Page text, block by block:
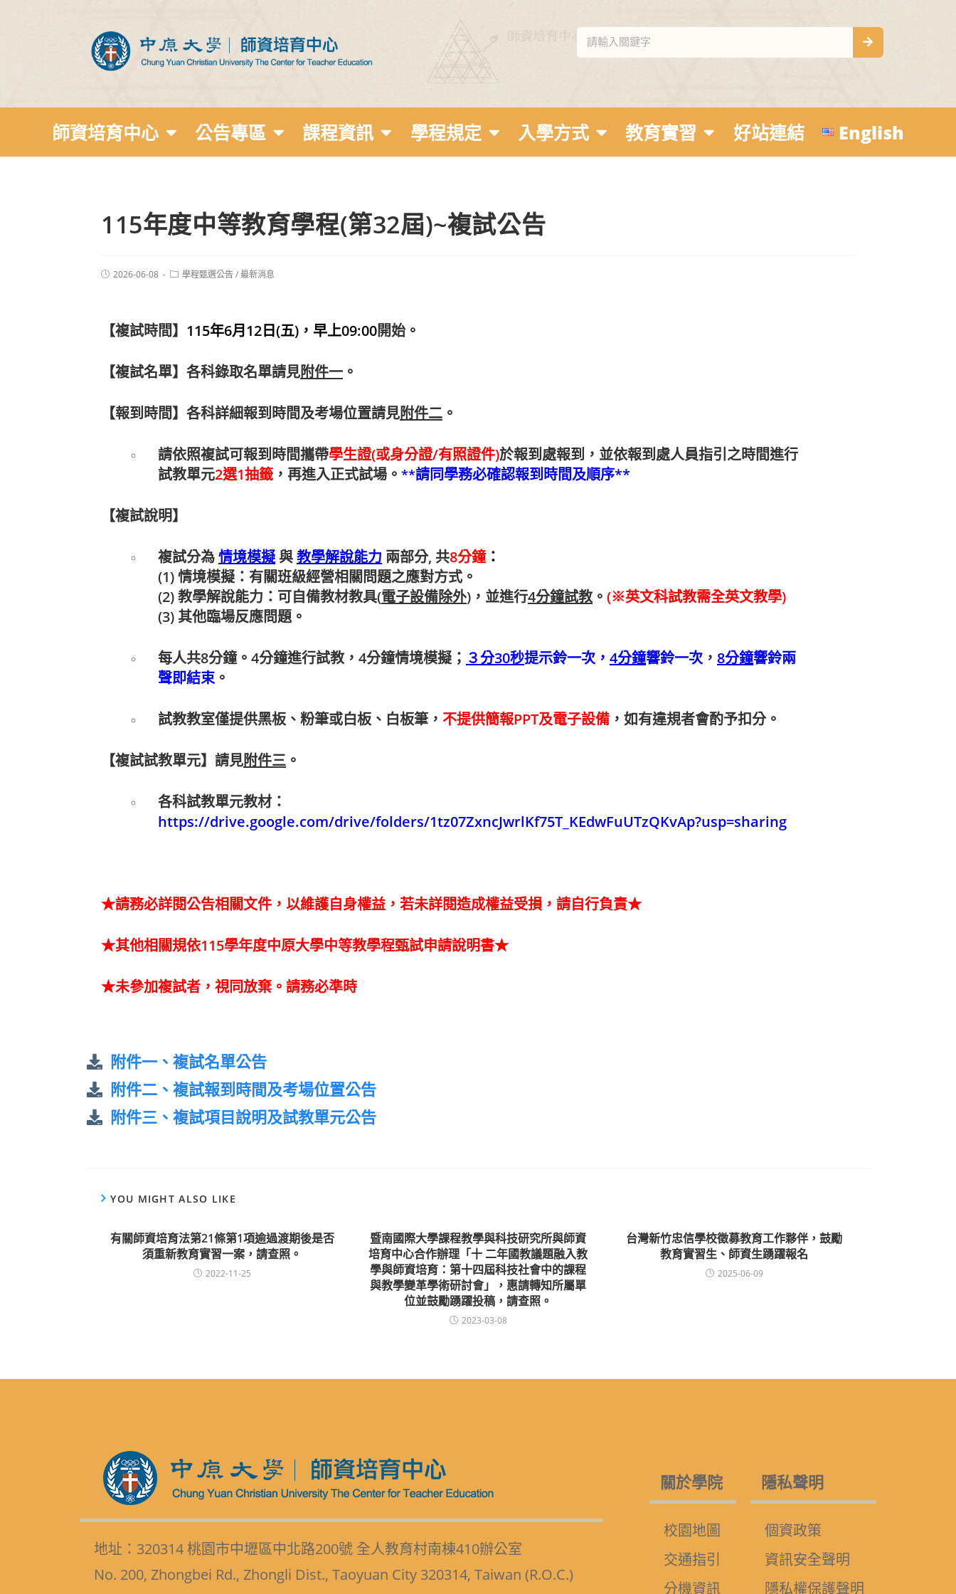
師資培育中心 公告專區 課程資訊 學程規定 入學方式 教育實習 好站連結 English
115年度中等教育學程(第32屆)~複試公告
2026-06-08 學程甄選公告/最新消息
【複試時間】 115年6月12日(五)， 早上09:00開始。
【複試名單】各科錄取名單請見附件一 。
【報到時間】各科詳細報到時間及考場位置請見附件二 。
請依照複試可報到時間攜帶學生證(或身分證/有照證件)於報到處報到，並依報到處人員指引之時間進行
試教單元2選1抽籤 ，再進入正式試場。 **請同學務必確認報到時間及順序**
【複試說明】
複試分為情境模擬 與教學解說能力 兩部分, 共8分鐘：
(1) 情境模擬：有關班級經營相關問題之應對方式。
(2) 教學解說能力：可自備教材教具(電子設備除外)，並進行4分鐘試教。 (※英文科試教需全英文教學)
(3) 其他臨場反應問題。
每人共8分鐘。4分鐘進行試教，4分鐘情境模擬； ３分30秒提示鈴一次， 4分鐘響鈴一次， 8分鐘響鈴兩
聲即結束。
試教教室僅提供黑板、粉筆或白板、白板筆， 不提供簡報PPT及電子設備 ，如有違規者會酌予扣分。
【複試試教單元】 請見附件三 。
各科試教單元教材：
https://drive.google.com/drive/folders/1tz07ZxncJwrlKf75T_KEdwFuUTzQKvAp?usp=sharing
★請務必詳閱公告相關文件，以維護自身權益，若未詳閱造成權益受損，請自行負責★
★其他相關規依115學年度中原大學中等教學程甄試申請說明書★
★未參加複試者，視同放棄。請務必準時
附件一、複試名單公告
附件二、複試報到時間及考場位置公告
附件三、複試項目說明及試教單元公告
YOU MIGHT ALSO LIKE
有關師資培育法第21條第1項逾過渡期後是否
須重新教育實習一案，請查照。
2022-11-25
暨南國際大學課程教學與科技研究所與師資
培育中心合作辦理「十 二年國教議題融入教
學與師資培育：第十四屆科技社會中的課程
與教學變革學術研討會」，惠請轉知所屬單
位並鼓勵踴躍投稿，請查照。
2023-03-08
台灣新竹忠信學校徵募教育工作夥伴，鼓勵
教育實習生、師資生踴躍報名
2025-06-09
地址：320314 桃園市中壢區中北路200號 全人教育村南棟410辦公室
No. 200, Zhongbei Rd., Zhongli Dist., Taoyuan City 320314, Taiwan (R.O.C.)
關於學院
校園地圖
交通指引
分機資訊
隱私聲明
個資政策
資訊安全聲明
隱私權保護聲明